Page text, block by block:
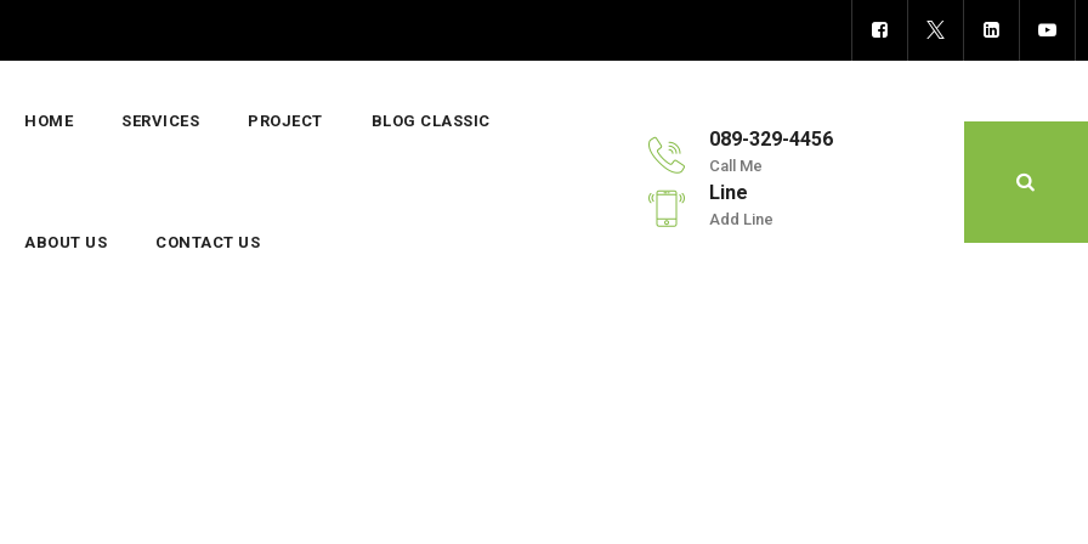
HOME SERVICES PROJECT BLOG CLASSIC
ABOUT US CONTACT US
089-329-4456
Call Me
Line
Add Line